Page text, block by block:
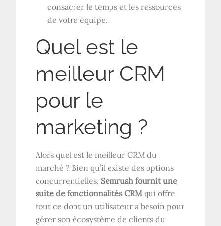
consacrer le temps et les ressources
de votre équipe.
Quel est le
meilleur CRM
pour le
marketing ?
Alors quel est le meilleur CRM du
marché ? Bien qu’il existe des options
concurrentielles, Semrush fournit une
suite de fonctionnalités CRM qui offre
tout ce dont un utilisateur a besoin pour
gérer son écosystème de clients du